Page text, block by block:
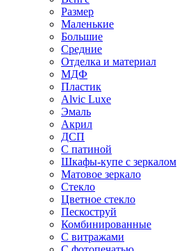
Размер
Маленькие
Большие
Средние
Отделка и материал
МДФ
Пластик
Alvic Luxe
Эмаль
Акрил
ДСП
С патиной
Шкафы-купе с зеркалом
Матовое зеркало
Стекло
Цветное стекло
Пескоструй
Комбинированные
С витражами